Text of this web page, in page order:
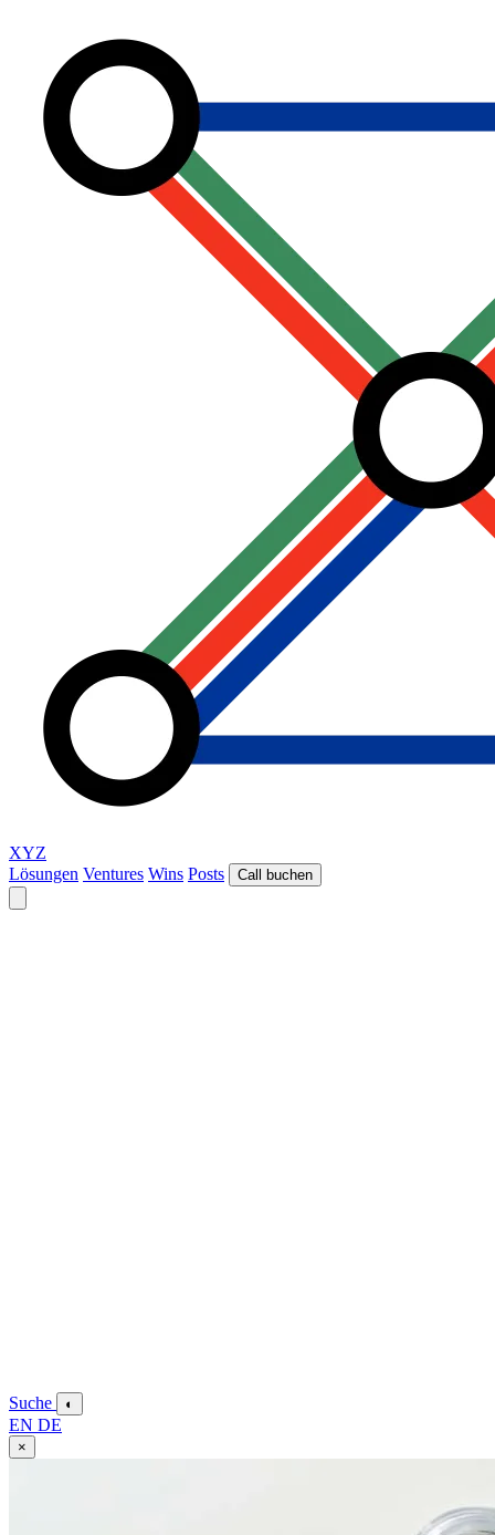
XYZ
Lösungen Ventures Wins Posts Call buchen
Suche ◐
EN DE
×